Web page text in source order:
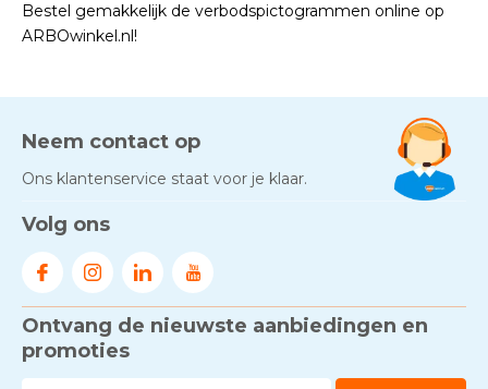
Bestel gemakkelijk de verbodspictogrammen online op
ARBOwinkel.nl!
Neem contact op
Ons klantenservice staat voor je klaar.
Volg ons
Ontvang de nieuwste aanbiedingen en
promoties